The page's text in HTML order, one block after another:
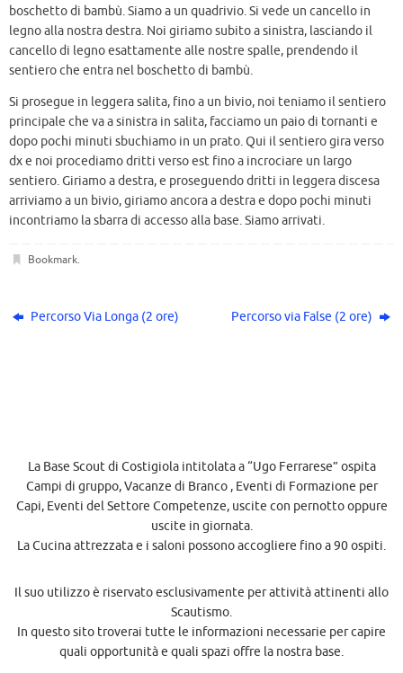
boschetto di bambù. Siamo a un quadrivio. Si vede un cancello in
legno alla nostra destra. Noi giriamo subito a sinistra, lasciando il
cancello di legno esattamente alle nostre spalle, prendendo il
sentiero che entra nel boschetto di bambù.
Si prosegue in leggera salita, fino a un bivio, noi teniamo il sentiero
principale che va a sinistra in salita, facciamo un paio di tornanti e
dopo pochi minuti sbuchiamo in un prato. Qui il sentiero gira verso
dx e noi procediamo dritti verso est fino a incrociare un largo
sentiero. Giriamo a destra, e proseguendo dritti in leggera discesa
arriviamo a un bivio, giriamo ancora a destra e dopo pochi minuti
incontriamo la sbarra di accesso alla base. Siamo arrivati.
Bookmark.
Percorso Via Longa (2 ore) Percorso via False (2 ore)
La Base Scout di Costigiola intitolata a “Ugo Ferrarese” ospita
Campi di gruppo, Vacanze di Branco , Eventi di Formazione per
Capi, Eventi del Settore Competenze, uscite con pernotto oppure
uscite in giornata.
La Cucina attrezzata e i saloni possono accogliere fino a 90 ospiti.
Il suo utilizzo è riservato esclusivamente per attività attinenti allo
Scautismo.
In questo sito troverai tutte le informazioni necessarie per capire
quali opportunità e quali spazi offre la nostra base.